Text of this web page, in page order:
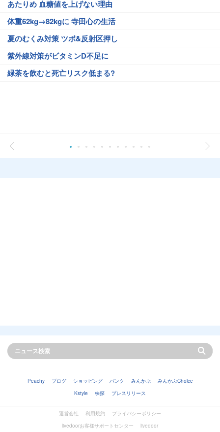
あたりめ 血糖値を上げない理由
体重62kg→82kgに 寺田心の生活
夏のむくみ対策 ツボ&反射区押し
紫外線対策がビタミンD不足に
緑茶を飲むと死亡リスク低まる?
Peachy ブログ ショッピング バンク みんかぶ
みんかぶChoice
Kstyle
株探 プレスリリース
運営会社 利用規約
プライバシーポリシー
livedoorお客様サポートセンター
livedoor